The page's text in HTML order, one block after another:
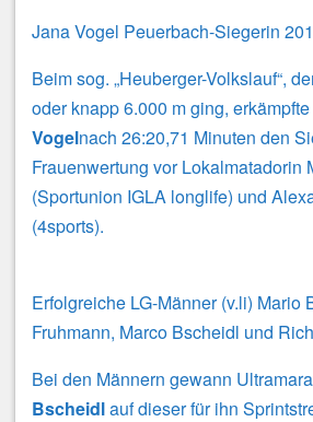
Jana Vogel Peuerbach-Siegerin
Beim sog. „Heuberger-Volkslauf“,
oder knapp 6.000 m ging,
Vogelnach 26:20,71 Minuten den
Frauenwertung vor Lokalmatadorin
(Sportunion IGLA longlife) und
(4sports).
Erfolgreiche LG-Männer (v.li) Mario
Fruhmann, Marco Bscheidl und
Bei den Männern gewann
Bscheidlauf dieser für ihn